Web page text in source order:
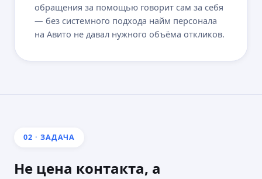
обращения за помощью говорит сам за себя
— без системного подхода найм персонала
на Авито не давал нужного объёма откликов.
02 · ЗАДАЧА
Не цена контакта, а